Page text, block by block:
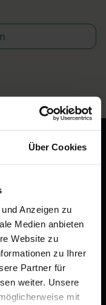
Über Cookies
Anzeigen zu
Medien anbieten
Website zu
zu Ihrer
Partner für
weiter. Unsere
mit
&